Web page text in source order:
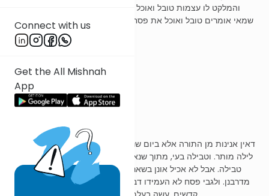
Connect with us
Get the All Mishnah
App
והמלקט לו עצמות טובל ואוכל בקדשים גר שנתגייר בערב פסח בית
שמאי אומרים טובל ואוכל את פסחו לערב ובית הלל אומרים הפורש מן
הערלה כפורש מן הקבר
ר' עובדיה מברטנורא
אונן טובל ואוכל פסחו לערב
דאין אנינות מן התורה אלא ביום שנאמר ואכלתי חטאת היום, יום אסור,
לילה מותר. וטבילה בעי, מתוך שנאסר עד עכשיו בקדשים אצרכוהו רבנן
טבילה. אבל לא אכיל אונן בשאר קדשים לערב, דאנינות לילה אסורה
מדרבנן. ולגבי פסח לא העמידו דבריהם במקום כרת. אבל אכילת שאר